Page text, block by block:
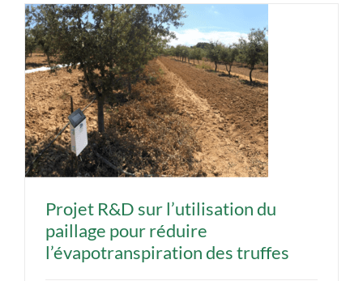
Projet R&D sur l’utilisation du
paillage pour réduire
l’évapotranspiration des truffes